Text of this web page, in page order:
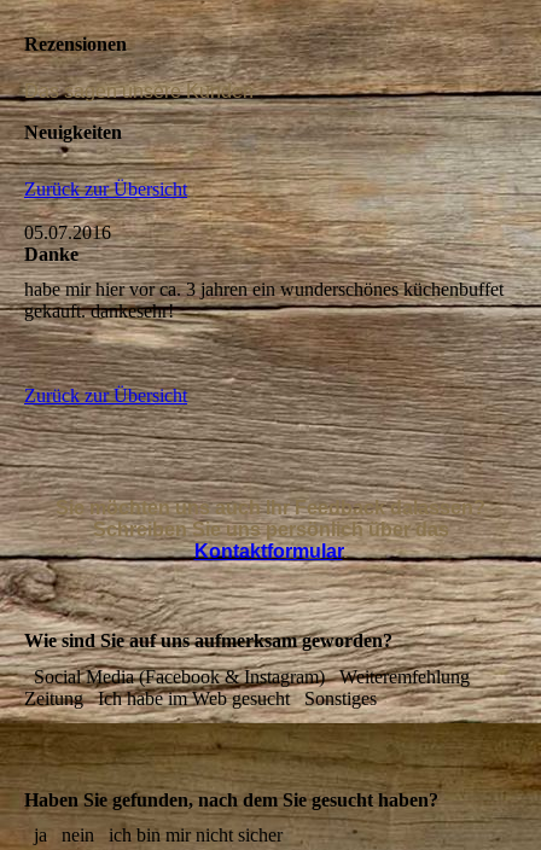
Rezensionen
Das sagen unsere Kunden
Neuigkeiten
Zurück zur Übersicht
05.07.2016
Danke
habe mir hier vor ca. 3 jahren ein wunderschönes küchenbuffet
gekauft. dankesehr!
Zurück zur Übersicht
Sie möchten uns auch Ihr Feedback dalassen?
Schreiben Sie uns persönlich über das
Kontaktformular.
Wie sind Sie auf uns aufmerksam geworden?
Social Media (Facebook & Instagram)
Weiteremfehlung
Zeitung
Ich habe im Web gesucht Sonstiges
Haben Sie gefunden, nach dem Sie gesucht haben?
ja
nein ich bin mir nicht sicher